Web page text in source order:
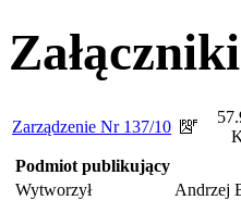
Zarządzenie Nr 137/10
Podmiot publikujący
Wytworzył
Andrzej